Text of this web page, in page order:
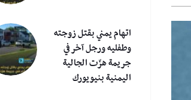
اتهام يمني بقتل زوجته
وطفليه ورجل آخر في
جريمة هزّت الجالية
اليمنية بنيويورك